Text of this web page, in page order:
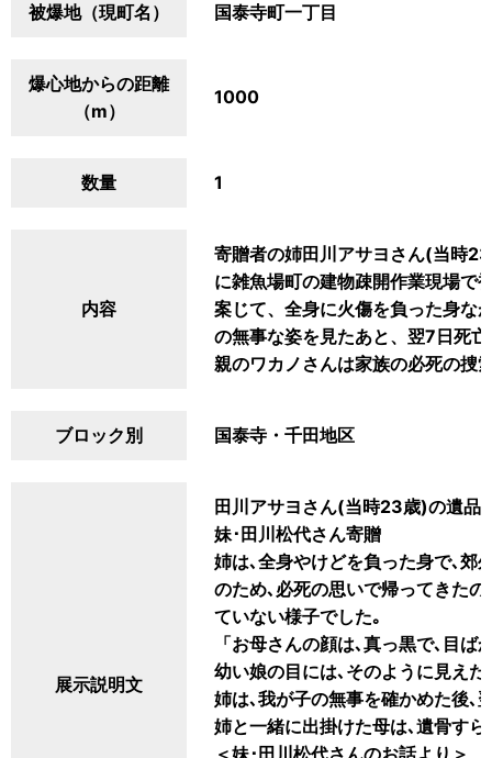
被爆地（現町名） 国泰寺町一丁目
爆心地からの距離
（m）
1000
数量 1
内容
寄贈者の姉田川アサヨさん(当時
に雑魚場町の建物疎開作業現場で
案じて、全身に火傷を負った身な
の無事な姿を見たあと、翌7日死
親のワカノさんは家族の必死の捜
ブロック別 国泰寺・千田地区
展示説明文
田川アサヨさん(当時23歳)の遺品
妹･田川松代さん寄贈
姉は､全身やけどを負った身で､郊
のため､必死の思いで帰ってきた
ていない様子でした｡
「お母さんの顔は､真っ黒で､目ば
幼い娘の目には､そのように見えた
姉は､我が子の無事を確かめた後､
姉と一緒に出掛けた母は､遺骨す
＜妹･田川松代さんのお話より＞